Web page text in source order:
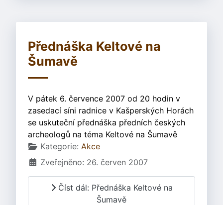
Přednáška Keltové na
Šumavě
V pátek 6. července 2007 od 20 hodin v
zasedací síni radnice v Kašperských Horách
se uskuteční přednáška předních českých
archeologů na téma Keltové na Šumavě
Základní údaje
Kategorie: Akce
Zveřejněno: 26. červen 2007
Číst dál: Přednáška Keltové na
Šumavě